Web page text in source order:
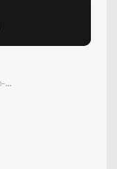
ESG-Vergleich : Austro-Unternehmen Sind Weltklasse